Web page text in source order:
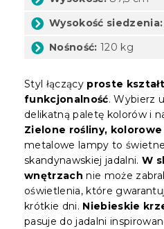
Wysokość siedzenia:
Nośność: 120 kg
Styl łączący proste
funkcjonalność. Wybierz
delikatną paletę kolorów i
Zielone rośliny,
metalowe lampy to
skandynawskiej jadalni. W
wnętrzach nie może
oświetlenia, które
krótkie dni. Niebieskie
pasuje do jadalni